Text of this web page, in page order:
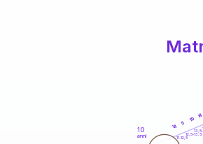
10
anni 11-12,5
12,5-13,5
14 5
19
14